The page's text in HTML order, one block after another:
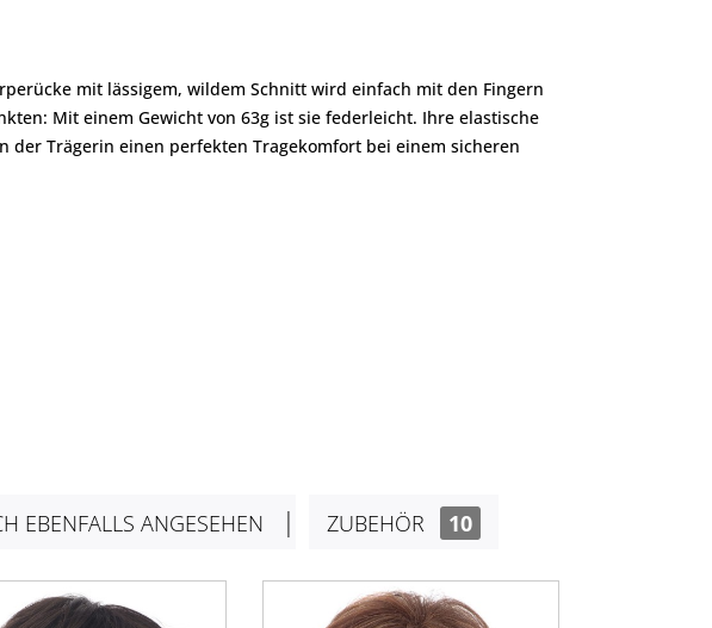
mit lässigem, wildem Schnitt wird einfach mit den Fingern
Mit einem Gewicht von 63g ist sie federleicht. Ihre elastische
Trägerin einen perfekten Tragekomfort bei einem sicheren
EBENFALLS ANGESEHEN ZUBEHÖR 10